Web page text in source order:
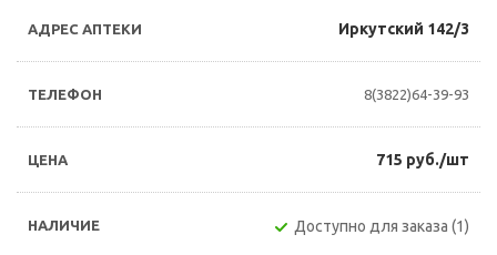
Иркутский 142/3
8(3822)64-39-93
715 руб./шт
Доступно для заказа (1)